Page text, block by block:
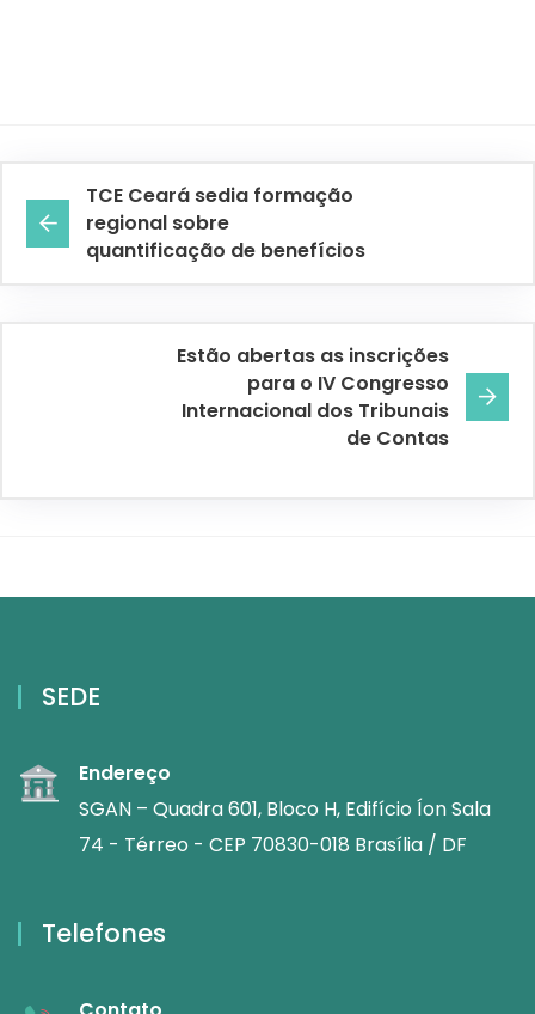
TCE Ceará sedia formação
regional sobre
quantificação de benefícios
Estão abertas as inscrições
para o IV Congresso
Internacional dos Tribunais
de Contas
SEDE
Endereço
SGAN – Quadra 601, Bloco H, Edifício Íon Sala
74 - Térreo - CEP 70830-018 Brasília / DF
Telefones